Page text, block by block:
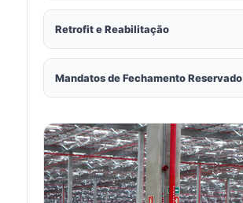
Retrofit e Reabilitação
Mandatos de Fechamento Reservado